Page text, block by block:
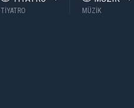
TİYATRO MÜZİK